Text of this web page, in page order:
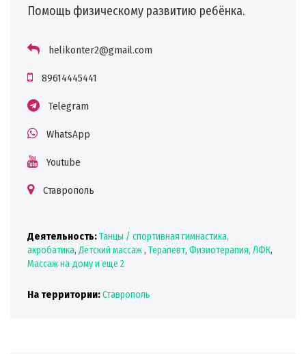
Помощь физическому развитию ребёнка.
helikonter2@gmail.com
89614445441
Telegram
WhatsApp
Youtube
Ставрополь
Деятельность:Танцы / спортивная гимнастика,
акробатика, Детский массаж, Терапевт, Физиотерапия, ЛФК,
Массаж на домуи еще 2
На территории:Ставрополь